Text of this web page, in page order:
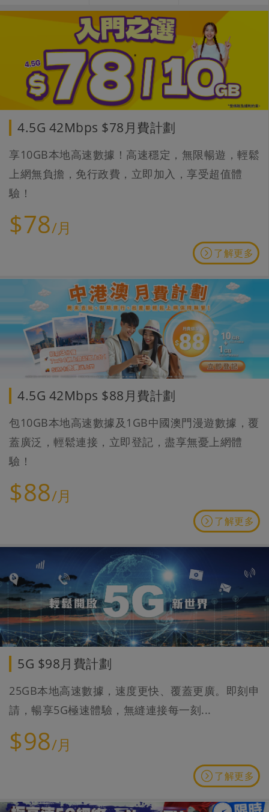
4.5G 42Mbps $78月費計劃
享10GB本地高速數據！高速穩定，無限暢遊，輕鬆
上網無負擔，免行政費，立即加入，享受超值體
驗！
$78/月
了解更多
4.5G 42Mbps $88月費計劃
包10GB本地高速數據及1GB中國澳門漫遊數據，覆
蓋廣泛，輕鬆連接，立即登記，盡享無憂上網體
驗！
$88/月
了解更多
5G $98月費計劃
25GB本地高速數據，速度更快、覆蓋更廣。即刻申
請，暢享5G極速體驗，無縫連接每一刻...
$98/月
了解更多